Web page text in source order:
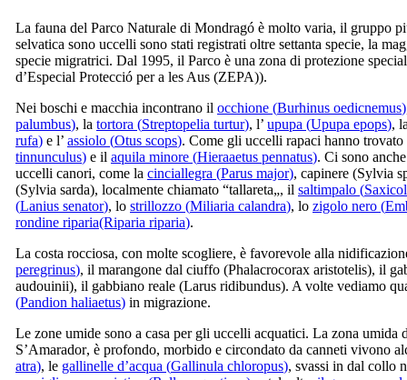
La fauna del Parco Naturale di Mondragó è molto varia, il gruppo
selvatica sono uccelli sono stati registrati oltre settanta specie, la
specie migratrici. Dal 1995, il Parco è una zona di protezione
d’Especial Protecció per a les Aus (ZEPA)).
Nei boschi e macchia incontrano il occhione (Burhinus oedicnemus)
palumbus), la tortora (Streptopelia turtur), l’ upupa (Upupa epops),
rufa) e l’ assiolo (Otus scops). Come gli uccelli rapaci hanno
tinnunculus) e il aquila minore (Hieraaetus pennatus). Ci sono
uccelli canori, come la cinciallegra (Parus major), capinere (Sylvia
(Sylvia sarda), localmente chiamato “tallareta„, il saltimpalo (
(Lanius senator), lo strillozzo (Miliaria calandra), lo zigolo nero (
rondine riparia(Riparia riparia).
La costa rocciosa, con molte scogliere, è favorevole alla
peregrinus), il marangone dal ciuffo (Phalacrocorax aristotelis), il
audouinii), il gabbiano reale (Larus ridibundus). A volte vediamo
(Pandion haliaetus) in migrazione.
Le zone umide sono a casa per gli uccelli acquatici. La zona umida
S’Amarador, è profondo, morbido e circondato da canneti vivono
atra), le gallinelle d’acqua (Gallinula chloropus), svassi in dal collo